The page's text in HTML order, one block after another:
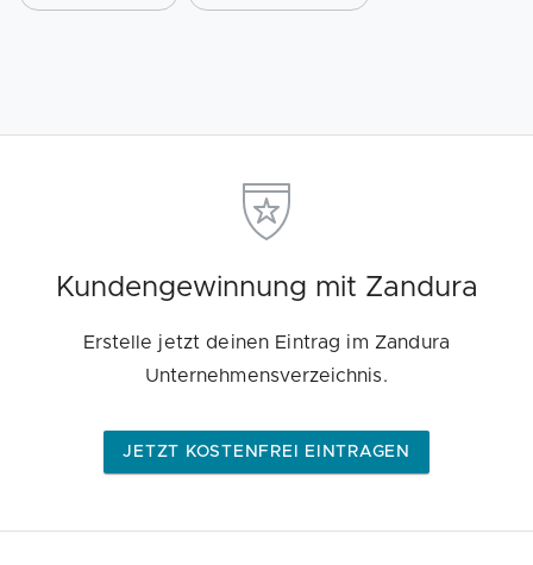
Kundengewinnung mit Zandura
Erstelle jetzt deinen Eintrag im Zandura
Unternehmensverzeichnis.
JETZT KOSTENFREI EINTRAGEN